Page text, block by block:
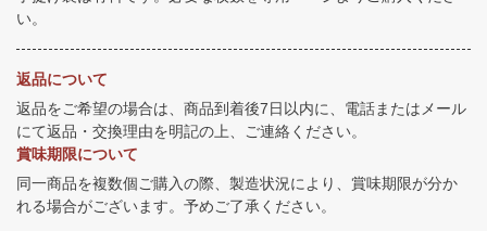
い。
返品について
返品をご希望の場合は、商品到着後7日以内に、電話またはメール
にて返品・交換理由を明記の上、ご連絡ください。
賞味期限について
同一商品を複数個ご購入の際、製造状況により、賞味期限が分か
れる場合がございます。予めご了承ください。